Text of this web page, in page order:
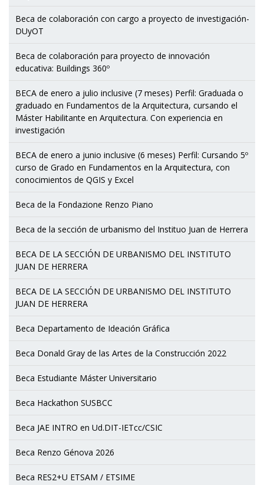
Beca de colaboración con cargo a proyecto de investigación-
DUyOT
Beca de colaboración para proyecto de innovación
educativa: Buildings 360º
BECA de enero a julio inclusive (7 meses) Perfil: Graduada o
graduado en Fundamentos de la Arquitectura, cursando el
Máster Habilitante en Arquitectura. Con experiencia en
investigación
BECA de enero a junio inclusive (6 meses) Perfil: Cursando 5º
curso de Grado en Fundamentos en la Arquitectura, con
conocimientos de QGIS y Excel
Beca de la Fondazione Renzo Piano
Beca de la sección de urbanismo del Instituo Juan de Herrera
BECA DE LA SECCIÓN DE URBANISMO DEL INSTITUTO
JUAN DE HERRERA
BECA DE LA SECCIÓN DE URBANISMO DEL INSTITUTO
JUAN DE HERRERA
Beca Departamento de Ideación Gráfica
Beca Donald Gray de las Artes de la Construcción 2022
Beca Estudiante Máster Universitario
Beca Hackathon SUSBCC
Beca JAE INTRO en Ud.DIT-IETcc/CSIC
Beca Renzo Génova 2026
Beca RES2+U ETSAM / ETSIME